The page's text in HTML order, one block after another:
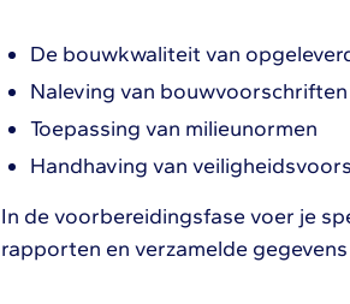
De bouwkwaliteit van
Naleving van
Toepassing van milieunormen
Handhaving van
In de voorbereidingsfase voer je
rapporten en verzamelde